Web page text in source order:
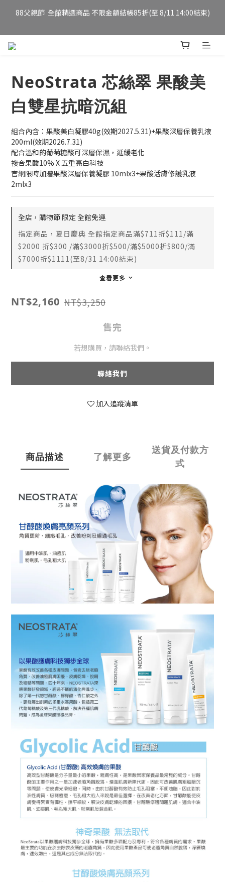
妮傲絲翠官方旗艦店 全新改版 全館免運/夏日慶典 會員12%點數回
LINE購物導購  88父親節加碼LINE POINTS 8%回饋 (詳見說明 至
妮傲絲翠官方旗艦店 全新改版 全館免運/夏日慶典 會員12%點數回
NeoStrata 芯絲翠 果酸美
白雙星抗暗沉組
組合內含：果酸美白凝膠40g(效期2027.5.31)+果酸深層保養乳液
200ml(效期2026.7.31)
配合溫和的葡萄糖酸可深層保濕，延緩老化
複合果酸10% X 五重亮白科技
官網限時加贈果酸深層保養凝膠 10mlx3+果酸活膚修護乳液
2mlx3
全店，購物節 限定 全館免運
指定商品，夏日慶典 全館指定商品滿$711折$111/滿
$2000 折$300 /滿$3000折$500/滿$5000折$800/滿
$7000折$1111(至8/31 14:00結束)
查看更多
NT$2,160 NT$3,250
售完
若想購買，請聯絡我們。
聯絡我們
加入追蹤清單
商品描述 了解更多
送貨及付款方
式